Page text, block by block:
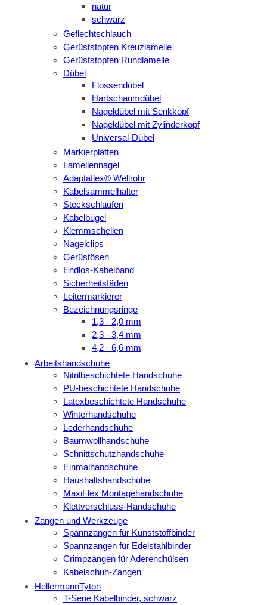
natur
schwarz
Geflechtschlauch
Gerüststopfen Kreuzlamelle
Gerüststopfen Rundlamelle
Dübel
Flossendübel
Hartschaumdübel
Nageldübel mit Senkkopf
Nageldübel mit Zylinderkopf
Universal-Dübel
Markierplatten
Lamellennagel
Adaptaflex® Wellrohr
Kabelsammelhalter
Steckschlaufen
Kabelbügel
Klemmschellen
Nagelclips
Gerüstösen
Endlos-Kabelband
Sicherheitsfäden
Leitermarkierer
Bezeichnungsringe
1,3 - 2,0 mm
2,3 - 3,4 mm
4,2 - 6,6 mm
Arbeitshandschuhe
Nitrilbeschichtete Handschuhe
PU-beschichtete Handschuhe
Latexbeschichtete Handschuhe
Winterhandschuhe
Lederhandschuhe
Baumwollhandschuhe
Schnittschutzhandschuhe
Einmalhandschuhe
Haushaltshandschuhe
MaxiFlex Montagehandschuhe
Klettverschluss-Handschuhe
Zangen und Werkzeuge
Spannzangen für Kunststoffbinder
Spannzangen für Edelstahlbinder
Crimpzangen für Aderendhülsen
Kabelschuh-Zangen
HellermannTyton
T-Serie Kabelbinder, schwarz